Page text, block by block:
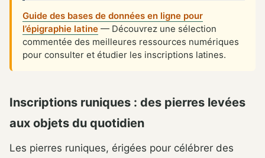
Guide des bases de données en ligne pour
l’épigraphie latine — Découvrez une sélection
commentée des meilleures ressources numériques
pour consulter et étudier les inscriptions latines.
Inscriptions runiques : des pierres levées
aux objets du quotidien
Les pierres runiques, érigées pour célébrer des